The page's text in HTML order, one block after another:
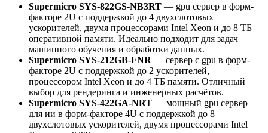
Supermicro SYS-822GS-NB3RT — gpu сервер в форм-
факторе 2U с поддержкой до 4 двухслотовых
ускорителей, двумя процессорами Intel Xeon и до 8 ТБ
оперативной памяти. Идеально подходит для задач
машинного обучения и обработки данных.
Supermicro SYS-212GB-FNR — сервер с gpu в форм-
факторе 2U с поддержкой до 2 ускорителей,
процессором Intel Xeon и до 4 ТБ памяти. Отличный
выбор для рендеринга и инженерных расчётов.
Supermicro SYS-422GA-NRT — мощный gpu сервер
для ии в форм-факторе 4U с поддержкой до 8
двухслотовых ускорителей, двумя процессорами Intel